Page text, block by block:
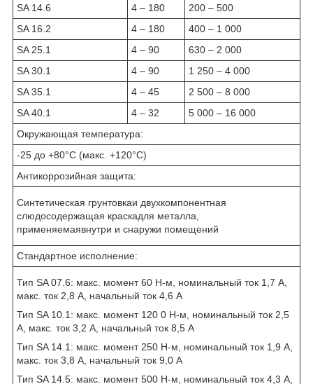
SA 14.6
4 – 180
200 – 500
SA 16.2
4 – 180
400 – 1 000
SA 25.1
4 – 90
630 – 2 000
SA 30.1
4 – 90
1 250 – 4 000
SA 35.1
4 – 45
2 500 – 8 000
SA 40.1
4 – 32
5 000 – 16 000
Окружающая температура:
-25 до +80°С (макс. +120°С)
Антикоррозийная защита:
Синтетическая грунтовкаи двухкомпонентная
слюдосодержащая краскадля металла,
применяемаявнутри и снаружи помещений
Стандартное исполнение:
Тип SA 07.6: макс. момент 60 Н-м, номинальный ток 1,7 А,
макс. ток 2,8 А, начальный ток 4,6 А
Тип SA 10.1: макс. момент 120 0 Н-м, номинальный ток 2,5
А, макс. ток 3,2 А, начальный ток 8,5 А
Тип SA 14.1: макс. момент 250 Н-м, номинальный ток 1,9 А,
макс. ток 3,8 А, начальный ток 9,0 А
Тип SA 14.5: макс. момент 500 Н-м, номинальный ток 4,3 А,